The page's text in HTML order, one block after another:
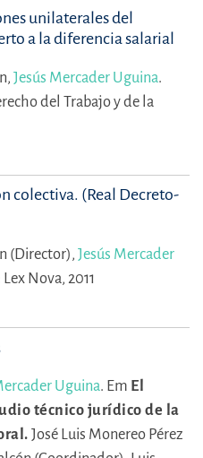
unilaterales del
a la diferencia salarial
Jesús Mercader Uguina.
del Trabajo y de la
colectiva. (Real Decreto-
(Director), Jesús Mercader
Nova, 2011
Uguina. Em El
técnico jurídico de la
José Luis Monereo Pérez